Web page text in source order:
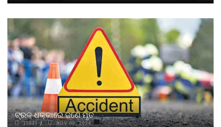
ଟ୍ରକ ଧକ୍କାରେ ଜଣେ ମୃତ
13933 NOV 09, 2024